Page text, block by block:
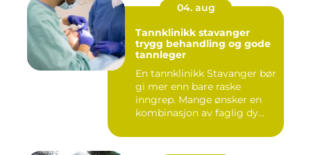
04. aug
Tannklinikk stavanger
trygg behandling og gode
tannleger
En tannklinikk Stavanger bør
gi mer enn bare raske
inngrep. Mange ønsker en
kombinasjon av faglig dy...